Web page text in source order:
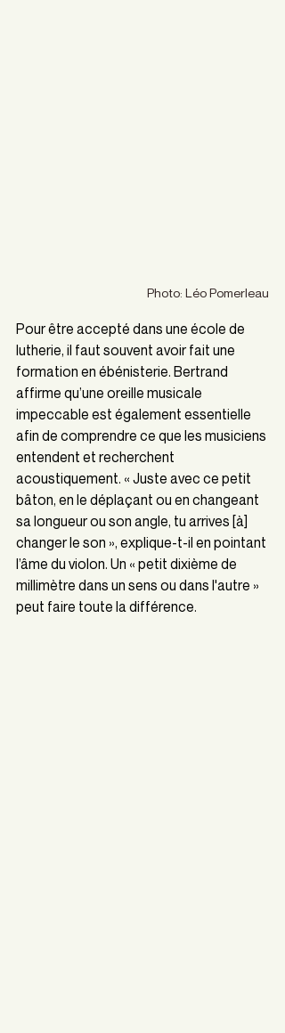
Photo: Léo Pomerleau
Pour être accepté dans une école de
lutherie, il faut souvent avoir fait une
formation en ébénisterie. Bertrand
affirme qu’une oreille musicale
impeccable est également essentielle
afin de comprendre ce que les musiciens
entendent et recherchent
acoustiquement. « Juste avec ce petit
bâton, en le déplaçant ou en changeant
sa longueur ou son angle, tu arrives [à]
changer le son », explique-t-il en pointant
l’âme du violon. Un « petit dixième de
millimètre dans un sens ou dans l'autre »
peut faire toute la différence.